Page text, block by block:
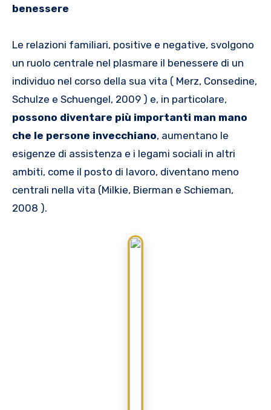
benessere
Le relazioni familiari, positive e negative, svolgono
un ruolo centrale nel plasmare il benessere di un
individuo nel corso della sua vita ( Merz, Consedine,
Schulze e Schuengel, 2009 ) e, in particolare,
possono diventare più importanti man mano
che le persone invecchiano, aumentano le
esigenze di assistenza e i legami sociali in altri
ambiti, come il posto di lavoro, diventano meno
centrali nella vita (Milkie, Bierman e Schieman,
2008 ).